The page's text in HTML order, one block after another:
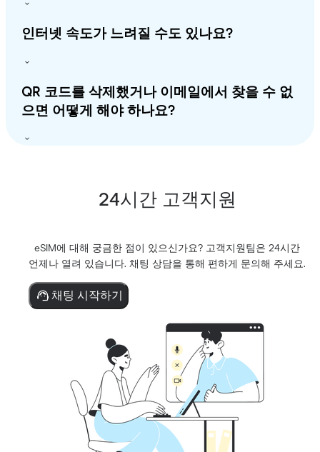
인터넷 속도가 느려질 수도 있나요?
QR 코드를 삭제했거나 이메일에서 찾을 수 없
으면 어떻게 해야 하나요?
24시간 고객지원
eSIM에 대해 궁금한 점이 있으신가요? 고객지원팀은 24시간
언제나 열려 있습니다. 채팅 상담을 통해 편하게 문의해 주세요.
채팅 시작하기